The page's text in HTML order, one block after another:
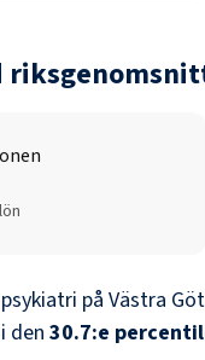
på Västra
den30.7:e